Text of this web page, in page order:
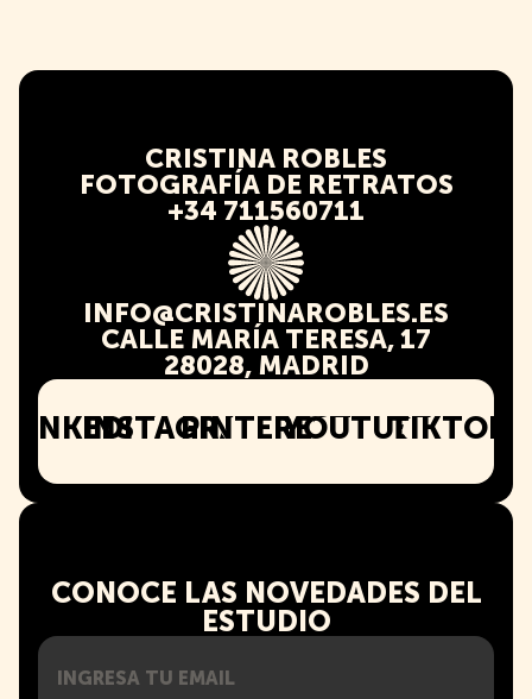
CRISTINA ROBLES
FOTOGRAFÍA DE RETRATOS
+34 711560711
INFO@CRISTINAROBLES.ES
CALLE MARÍA TERESA, 17
28028, MADRID
LINKEDIN
INSTAGRAMPINTERESTYOUTUBETIKTOK
CONOCE LAS NOVEDADES DEL
ESTUDIO